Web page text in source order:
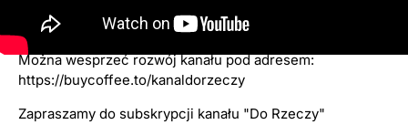
października 2025 11:30
Można wesprzeć rozwój kanału pod adresem:
https://buycoffee.to/kanaldorzeczy
Zapraszamy do subskrypcji kanału "Do Rzeczy"